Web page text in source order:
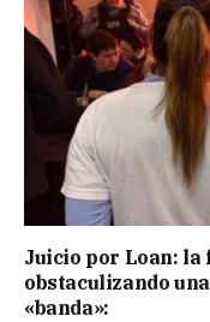
Juicio por Loan: la
obstaculizando
«banda»: